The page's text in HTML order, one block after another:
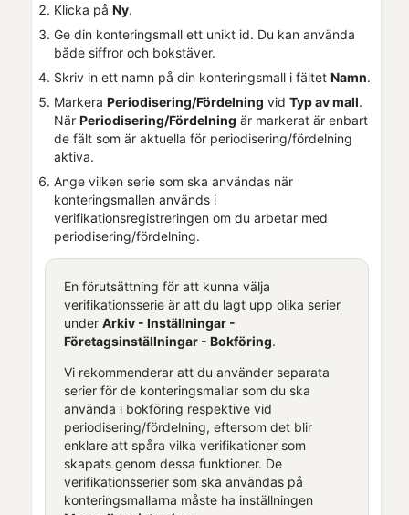
Klicka på Ny.
Ge din konteringsmall ett unikt id. Du kan använda
både siffror och bokstäver.
Skriv in ett namn på din konteringsmall i fältet Namn.
Markera Periodisering/Fördelning vid Typ av mall.
När Periodisering/Fördelning är markerat är enbart
de fält som är aktuella för periodisering/fördelning
aktiva.
Ange vilken serie som ska användas när
konteringsmallen används i
verifikationsregistreringen om du arbetar med
periodisering/fördelning.
En förutsättning för att kunna välja
verifikationsserie är att du lagt upp olika serier
under Arkiv - Inställningar -
Företagsinställningar- Bokföring.
Vi rekommenderar att du använder separata
serier för de konteringsmallar som du ska
använda i bokföring respektive vid
periodisering/fördelning, eftersom det blir
enklare att spåra vilka verifikationer som
skapats genom dessa funktioner. De
verifikationsserier som ska användas på
konteringsmallarna måste ha inställningen